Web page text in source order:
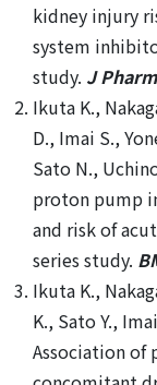
kidney injury
system
study. J
Ikuta K.,
D., Imai S.,
Sato N.,
proton pump
and risk of
series study.
Ikuta K.,
K., Sato Y.,
Association of